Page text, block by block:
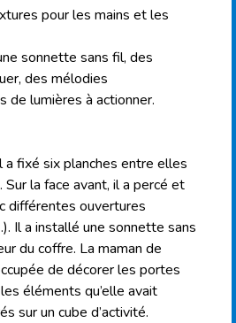
pour les mains et les
sonnette sans fil, des
des mélodies
de lumières à actionner.
a fixé six planches entre elles
Sur la face avant, il a percé et
différentes ouvertures
Il a installé une sonnette sans
du coffre. La maman de
de décorer les portes
éléments qu’elle avait
sur un cube d’activité.